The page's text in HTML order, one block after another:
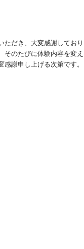
だき、大変感謝してお
のたびに体験内容を変
謝申し上げる次第です。